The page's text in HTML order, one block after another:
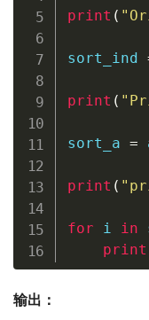
print (
sort_ind
print (
sort_a =
print (
for i in
print
输出：